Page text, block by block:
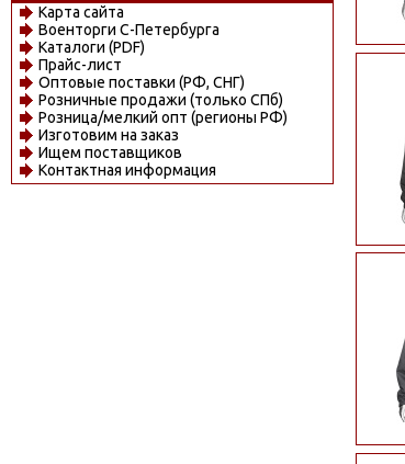
Карта сайта
Военторги С-Петербурга
Каталоги (PDF)
Прайс-лист
Оптовые поставки (РФ, СНГ)
Розничные продажи (только СПб)
Розница/мелкий опт (регионы РФ)
Изготовим на заказ
Ищем поставщиков
Контактная информация